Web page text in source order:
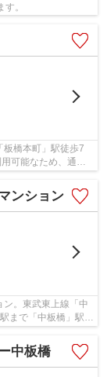
。
板橋本町」駅徒歩7
可能なため、通
ンション
。東武東上線「中
まで「中板橋」駅か
中板橋